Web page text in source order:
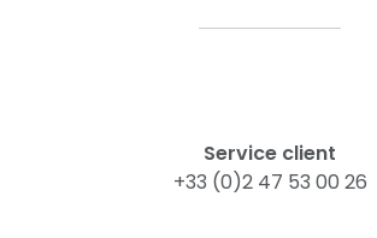
Service client
+33 (0)2 47 53 00 26